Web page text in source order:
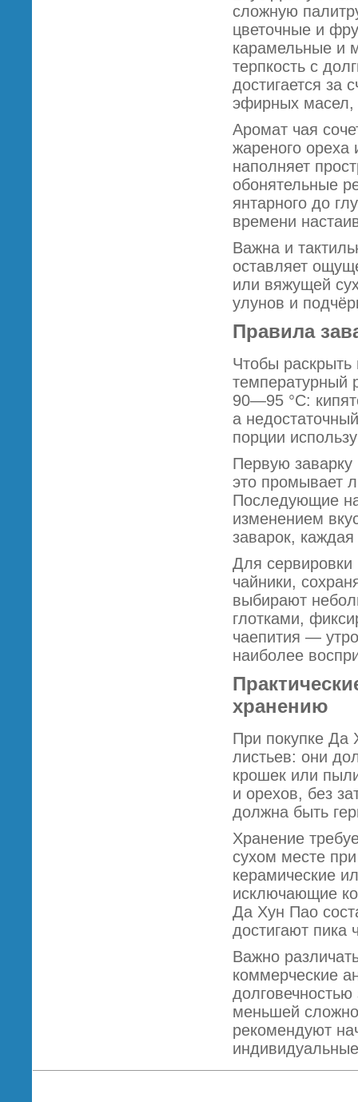
сложную
цветочные и
карамельные и
терпкость с
достигается за
эфирных масел,
Аромат чая
жареного
наполняет
обонятельные
янтарного до
времени
Важна и
оставляет
или вяжущей
улунов и
Правила
Чтобы
температурный
90—95 °C:
а
порции
Первую
это промывает
Последующие
изменением
заварок,
Для
чайники,
выбирают
глотками,
чаепития —
наиболее
хранению
При покупке Да
листьев: они
крошек или
и орехов, без
должна быть
Хранение
сухом месте
керамические
исключающие
Да Хун Пао
достигают пика
Важно
коммерческие
меньшей
рекомендуют